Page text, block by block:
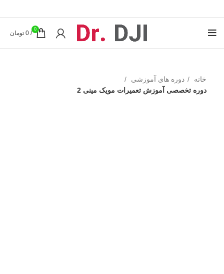
0
/
0 تومان
خانه
دوره های آموزشی
دوره تخصصی آموزش تعمیرات مویک مینی 2